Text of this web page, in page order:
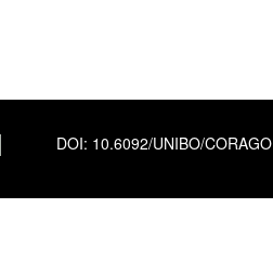
DOI: 10.6092/UNIBO/CORAGO